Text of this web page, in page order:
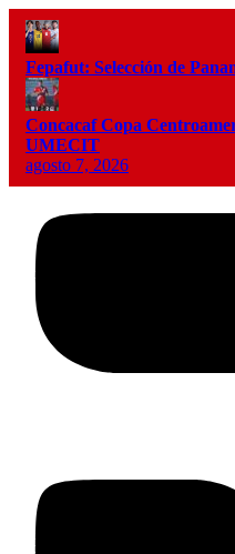
Fepafut: Selección de
Concacaf Copa
UMECIT
agosto 7, 2026